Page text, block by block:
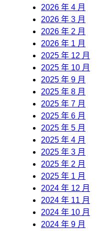
2026 年 4 月
2026 年 3 月
2026 年 2 月
2026 年 1 月
2025 年 12 月
2025 年 10 月
2025 年 9 月
2025 年 8 月
2025 年 7 月
2025 年 6 月
2025 年 5 月
2025 年 4 月
2025 年 3 月
2025 年 2 月
2025 年 1 月
2024 年 12 月
2024 年 11 月
2024 年 10 月
2024 年 9 月